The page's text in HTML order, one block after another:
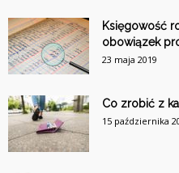
Księgowość
obowiązek
23 maja 2019
Co zrobić z
15 października